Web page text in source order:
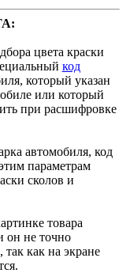
цвета краски
код
который указан
или который
при расшифровке
автомобиля, код
параметрам
сколов и
товара
он не точно
как на экране